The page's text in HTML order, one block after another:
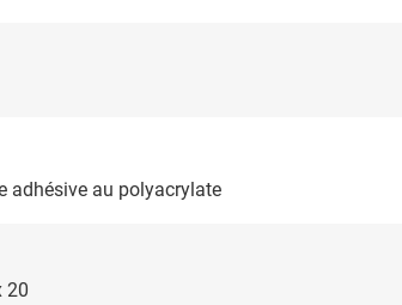
adhésive au polyacrylate
20